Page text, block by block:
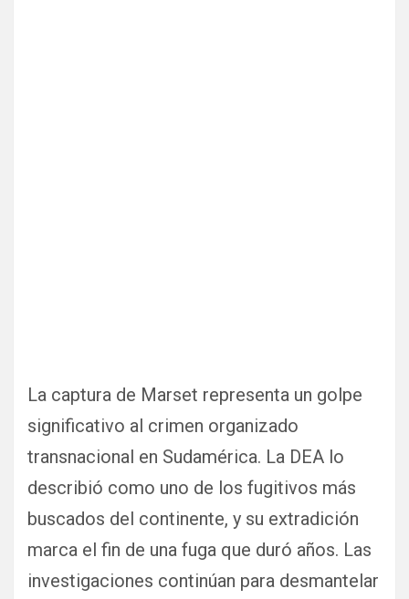
La captura de Marset representa un golpe
significativo al crimen organizado
transnacional en Sudamérica. La DEA lo
describió como uno de los fugitivos más
buscados del continente, y su extradición
marca el fin de una fuga que duró años. Las
investigaciones continúan para desmantelar